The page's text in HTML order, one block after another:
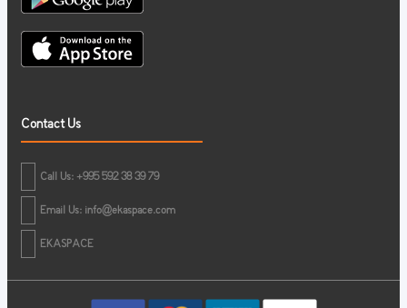
Contact Us
Call Us: +995 592 38 39 79
Email Us: info@ekaspace.com
EKASPACE